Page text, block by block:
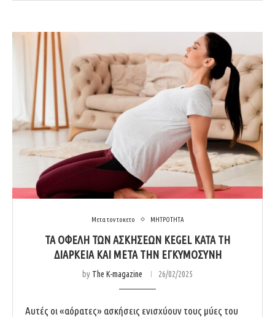
Μετα τον τοκετο ΜΗΤΡΟΤΗΤΑ
ΤΑ ΟΦΕΛΗ ΤΩΝ ΑΣΚΗΣΕΩΝ KEGEL ΚΑΤΑ ΤΗ
ΔΙΑΡΚΕΙΑ ΚΑΙ ΜΕΤΑ ΤΗΝ ΕΓΚΥΜΟΣΥΝΗ
by The K-magazine 26/02/2025
Αυτές οι «αόρατες» ασκήσεις ενισχύουν τους μύες του